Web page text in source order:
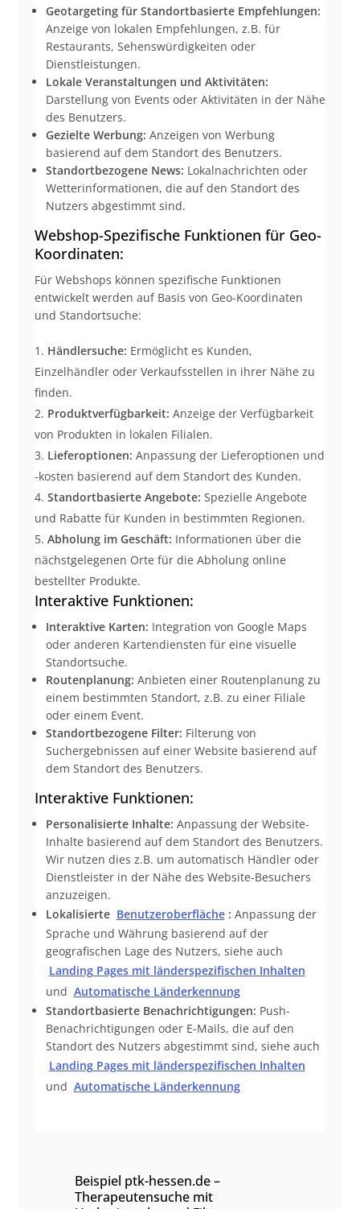
Geotargeting für Standortbasierte Empfehlungen:
Anzeige von lokalen Empfehlungen, z.B. für
Restaurants, Sehenswürdigkeiten oder
Dienstleistungen.
Lokale Veranstaltungen und Aktivitäten:
Darstellung von Events oder Aktivitäten in der Nähe
des Benutzers.
Gezielte Werbung: Anzeigen von Werbung
basierend auf dem Standort des Benutzers.
Standortbezogene News: Lokalnachrichten oder
Wetterinformationen, die auf den Standort des
Nutzers abgestimmt sind.
Webshop-Spezifische Funktionen für Geo-
Koordinaten:
Für Webshops können spezifische Funktionen
entwickelt werden auf Basis von Geo-Koordinaten
und Standortsuche:
Händlersuche: Ermöglicht es Kunden,
Einzelhändler oder Verkaufsstellen in ihrer Nähe zu
finden.
Produktverfügbarkeit: Anzeige der Verfügbarkeit
von Produkten in lokalen Filialen.
Lieferoptionen: Anpassung der Lieferoptionen und
-kosten basierend auf dem Standort des Kunden.
Standortbasierte Angebote: Spezielle Angebote
und Rabatte für Kunden in bestimmten Regionen.
Abholung im Geschäft: Informationen über die
nächstgelegenen Orte für die Abholung online
bestellter Produkte.
Interaktive Funktionen:
Interaktive Karten: Integration von Google Maps
oder anderen Kartendiensten für eine visuelle
Standortsuche.
Routenplanung: Anbieten einer Routenplanung zu
einem bestimmten Standort, z.B. zu einer Filiale
oder einem Event.
Standortbezogene Filter: Filterung von
Suchergebnissen auf einer Website basierend auf
dem Standort des Benutzers.
Interaktive Funktionen:
Personalisierte Inhalte: Anpassung der Website-
Inhalte basierend auf dem Standort des Benutzers.
Wir nutzen dies z.B. um automatisch Händler oder
Dienstleister in der Nähe des Website-Besuchers
anzuzeigen.
Lokalisierte Benutzeroberfläche : Anpassung der
Sprache und Währung basierend auf der
geografischen Lage des Nutzers, siehe auch
Landing Pages mit länderspezifischen Inhalten
und Automatische Länderkennung
Standortbasierte Benachrichtigungen: Push-
Benachrichtigungen oder E-Mails, die auf den
Standort des Nutzers abgestimmt sind, siehe auch
Landing Pages mit länderspezifischen Inhalten
und Automatische Länderkennung
Beispiel ptk-hessen.de –
Therapeutensuche mit